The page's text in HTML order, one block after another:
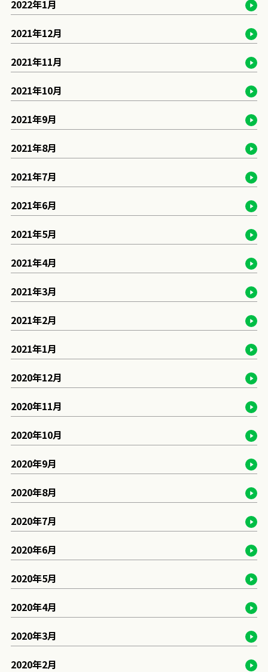
2022年1月
2021年12月
2021年11月
2021年10月
2021年9月
2021年8月
2021年7月
2021年6月
2021年5月
2021年4月
2021年3月
2021年2月
2021年1月
2020年12月
2020年11月
2020年10月
2020年9月
2020年8月
2020年7月
2020年6月
2020年5月
2020年4月
2020年3月
2020年2月